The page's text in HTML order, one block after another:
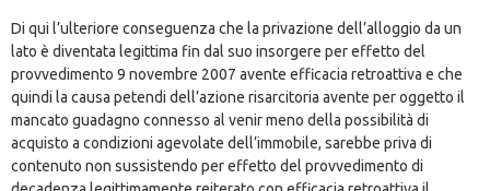
Di qui l’ulteriore conseguenza che la privazione dell’alloggio da un
lato è diventata legittima fin dal suo insorgere per effetto del
provvedimento 9 novembre 2007 avente efficacia retroattiva e che
quindi la causa petendi dell’azione risarcitoria avente per oggetto il
mancato guadagno connesso al venir meno della possibilità di
acquisto a condizioni agevolate dell’immobile, sarebbe priva di
contenuto non sussistendo per effetto del provvedimento di